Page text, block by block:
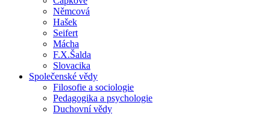
Němcová
Hašek
Seifert
Mácha
F.X.Šalda
Slovacika
Společenské vědy
Filosofie a sociologie
Pedagogika a psychologie
Duchovní vědy